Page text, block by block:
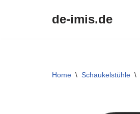
de-imis.de
Home \ Schaukelstühle \